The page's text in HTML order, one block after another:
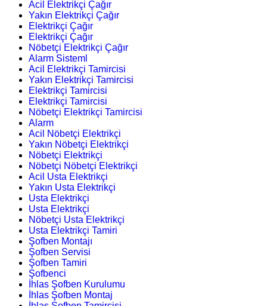
Acil Elektrikçi Çağır
Yakın Elektrikçi Çağır
Elektrikçi Çağır
Elektrikçi Çağır
Nöbetçi Elektrikçi Çağır
Alarm Sisteml
Acil Elektrikçi Tamircisi
Yakın Elektrikçi Tamircisi
Elektrikçi Tamircisi
Elektrikçi Tamircisi
Nöbetçi Elektrikçi Tamircisi
Alarm
Acil Nöbetçi Elektrikçi
Yakın Nöbetçi Elektrikçi
Nöbetçi Elektrikçi
Nöbetçi Nöbetçi Elektrikçi
Acil Usta Elektrikçi
Yakın Usta Elektrikçi
Usta Elektrikçi
Usta Elektrikçi
Nöbetçi Usta Elektrikçi
Usta Elektrikçi Tamiri
Şofben Montajı
Şofben Servisi
Şofben Tamiri
Şofbenci
İhlas Şofben Kurulumu
İhlas Şofben Montaj